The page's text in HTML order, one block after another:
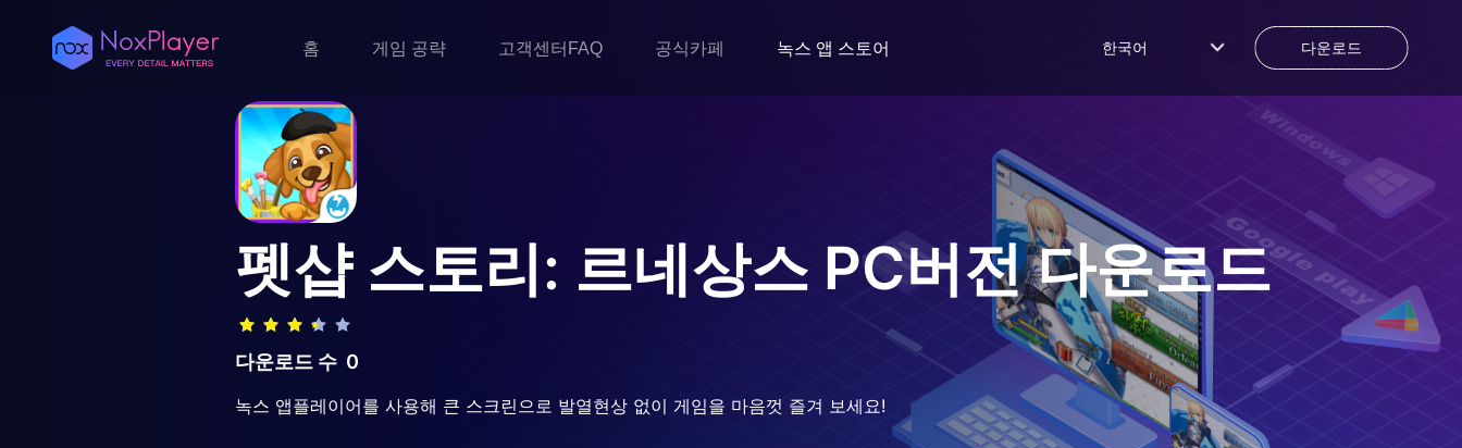
홈 게임 공략 고객센터FAQ 공식카페 녹스 앱 스토어 한국어 다운로드
펫샵 스토리: 르네상스 PC버전 다운로드
다운로드 수 0
녹스 앱플레이어를 사용해 큰 스크린으로 발열현상 없이 게임을 마음껏 즐겨 보세요!